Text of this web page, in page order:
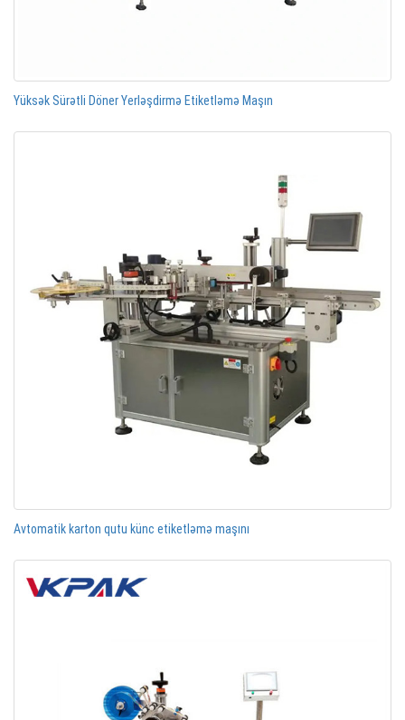
Yüksək Sürətli Döner Yerləşdirmə Etiketləmə Maşın
Avtomatik karton qutu künc etiketləmə maşını